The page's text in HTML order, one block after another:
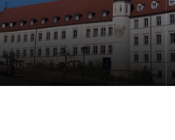
Unsere Schule
Schule & Unterricht